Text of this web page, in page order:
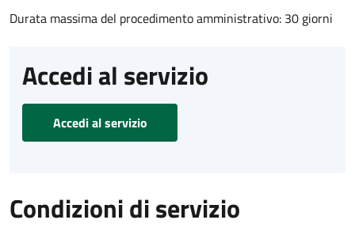
Durata massima del procedimento amministrativo: 30 giorni
Accedi al servizio
Accedi al servizio
Condizioni di servizio